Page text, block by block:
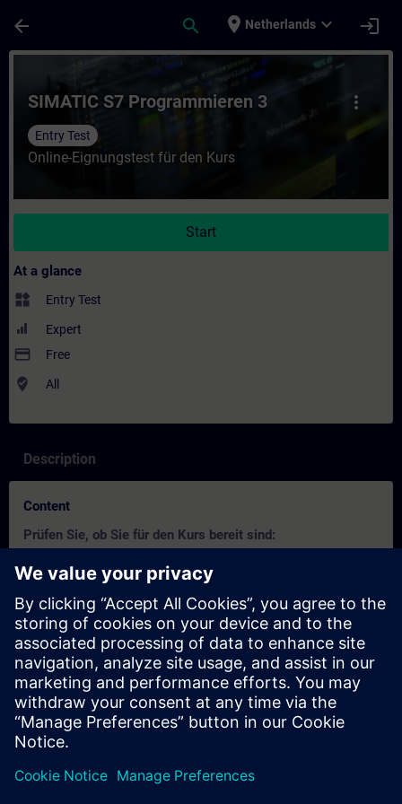
arrow_back search place Netherlands expand_more login
Course - SIMATIC S7 Programmieren 3
more_vert
SIMATIC S7 Programmieren 3
Entry Test
Online-Eignungstest für den Kurs
Start
At a glance
widgets Entry Test
Expert
payment Free
where_to_vote All
Description
Content
Prüfen Sie, ob Sie für den Kurs bereit sind:
Mit diesem Test können Sie herausfinden, ob Sie über die
erforderlichen Grundkenntnisse verfügen.
Der Test besteht aus 20 Fragen.
Es gibt
kein Zeitlimit
Wenn Siemehr als 70% der Fragen richtig beantworten,
sind Sie bereit für den Kurs.
Wenn Sieweniger als 70% erreichen, empfehlen wir Ihnen
die Teilnahme am KursSIMATIC S7 Programmieren 2
um Ihre Grundlagen zu vertiefen.